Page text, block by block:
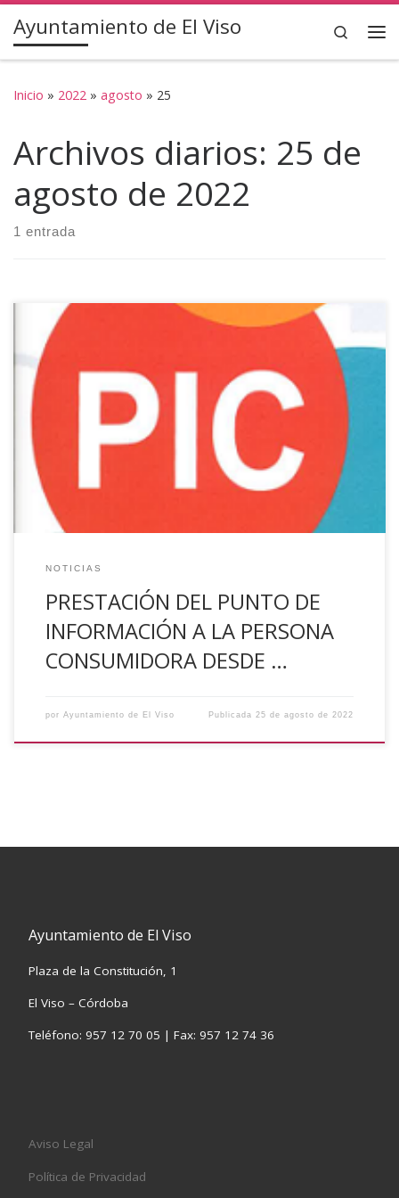
Saltar al contenido
Ayuntamiento de El Viso Search
Inicio » 2022 » agosto » 25
Archivos diarios: 25 de
agosto de 2022
1 entrada
Si necesita información, consultar o reclamar en materia de
consumo, puede contactar con el PIC, de lunes a viernes de
09:30 a 12:30 horas en el teléfono 641 299 920. En el caso
de que necesite acudir presencialmente al PIC de su
municipio en los días y horarios que se […]
NOTICIAS
PRESTACIÓN DEL PUNTO DE
INFORMACIÓN A LA PERSONA
CONSUMIDORA DESDE …
por Ayuntamiento de El Viso Publicada 25 de agosto de 2022
Ayuntamiento de El Viso
Plaza de la Constitución, 1
El Viso – Córdoba
Teléfono: 957 12 70 05 | Fax: 957 12 74 36
Aviso Legal
Política de Privacidad